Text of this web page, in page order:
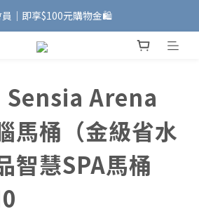
員｜即享$100元購物金🛍️
員｜即享$100元購物金🛍️
服務｜Line ID @885wywfl
｜即享$100元購物金🛍️
Sensia Arena
馬桶（金級省水
智慧SPA馬桶